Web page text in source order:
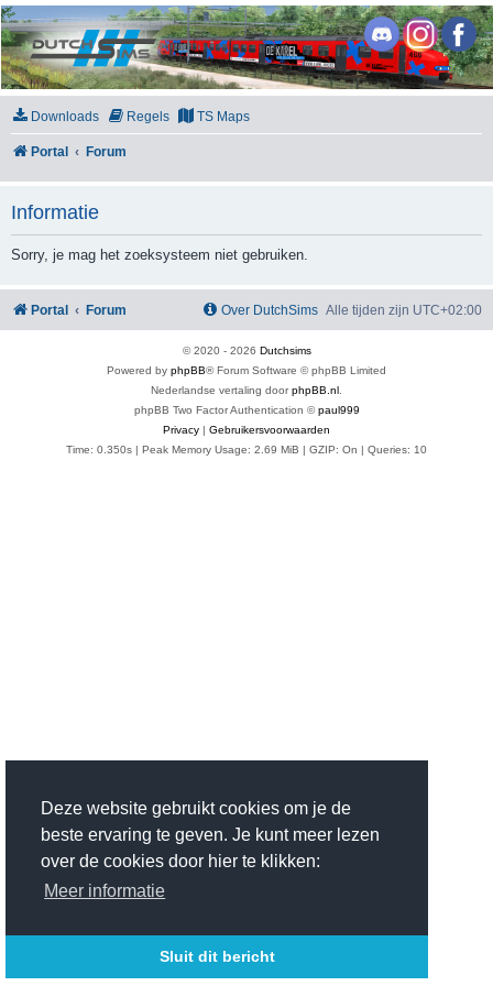
Deze website gebruikt cookies om je de
beste ervaring te geven. Je kunt meer lezen
over de cookies door hier te klikken:
Meer informatie
Sluit dit bericht
DutchSims
Downloads Regels TS Maps
Portal Forum
Informatie
Sorry, je mag het zoeksysteem niet gebruiken.
Portal Forum Alle tijden zijn UTC+02:00
Over DutchSims
© 2020 - 2026 Dutchsims
Powered by phpBB® Forum Software © phpBB Limited
Nederlandse vertaling doorphpBB.nl
phpBB Two Factor Authentication ©paul999
Privacy | Gebruikersvoorwaarden
Time: 0.350s | Peak Memory Usage: 2.69 MiB | GZIP: On | Queries: 10